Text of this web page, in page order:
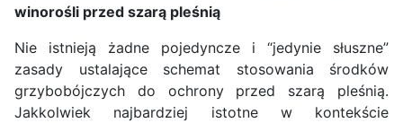
winorośli przed szarą pleśnią
Nie istnieją żadne pojedyncze i “jedynie słuszne”
zasady ustalające schemat stosowania środków
grzybobójczych do ochrony przed szarą pleśnią.
Jakkolwiek najbardziej istotne w kontekście